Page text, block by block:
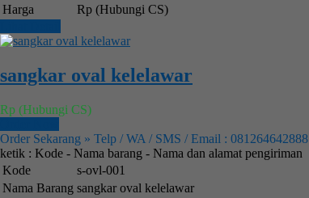
Harga
Rp (Hubungi CS)
sangkar oval kelelawar
Rp (Hubungi CS)
Order Sekarang » Telp / WA / SMS / Email : 081264642888
ketik : Kode - Nama barang - Nama dan alamat pengiriman
Kode
s-ovl-001
Nama Barang sangkar oval kelelawar